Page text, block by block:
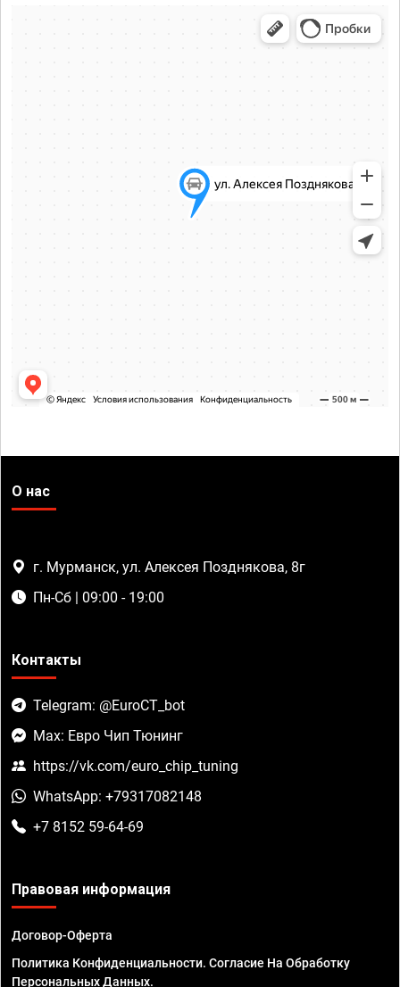
О нас
г. Мурманск, ул. Алексея Позднякова, 8г
Пн-Сб | 09:00 - 19:00
Контакты
Telegram: @EuroCT_bot
Max: Евро Чип Тюнинг
https://vk.com/euro_chip_tuning
WhatsApp: +79317082148
+7 8152 59-64-69
Правовая информация
Договор-Оферта
Политика Конфиденциальности. Согласие На Обработку
Персональных Данных.